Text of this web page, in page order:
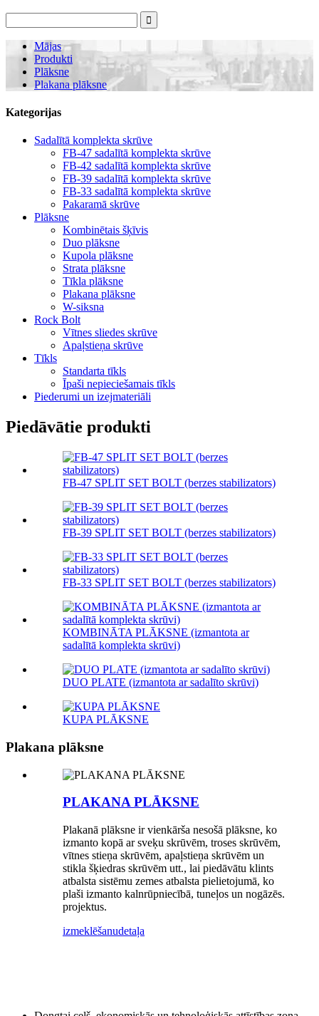
Mājas
Produkti
Plāksne
Plakana plāksne
Kategorijas
Sadalītā komplekta skrūve
FB-47 sadalītā komplekta skrūve
FB-42 sadalītā komplekta skrūve
FB-39 sadalītā komplekta skrūve
FB-33 sadalītā komplekta skrūve
Pakaramā skrūve
Plāksne
Kombinētais šķīvis
Duo plāksne
Kupola plāksne
Strata plāksne
Tīkla plāksne
Plakana plāksne
W-siksna
Rock Bolt
Vītnes sliedes skrūve
Apaļstieņa skrūve
Tīkls
Standarta tīkls
Īpaši nepieciešamais tīkls
Piederumi un izejmateriāli
Piedāvātie produkti
FB-47 SPLIT SET BOLT (berzes stabilizators)
FB-39 SPLIT SET BOLT (berzes stabilizators)
FB-33 SPLIT SET BOLT (berzes stabilizators)
KOMBINĀTA PLĀKSNE (izmantota ar
sadalītā komplekta skrūvi)
DUO PLATE (izmantota ar sadalīto skrūvi)
KUPA PLĀKSNE
Plakana plāksne
PLAKANA PLĀKSNE
Plakanā plāksne ir vienkārša nesošā plāksne, ko
izmanto kopā ar sveķu skrūvēm, troses skrūvēm,
vītnes stieņa skrūvēm, apaļstieņa skrūvēm un
stikla šķiedras skrūvēm utt., lai piedāvātu klints
atbalsta sistēmu zemes atbalsta pielietojumā, ko
plaši izmanto kalnrūpniecībā, tuneļos un nogāzēs.
projektus.
izmeklēšanudetaļa